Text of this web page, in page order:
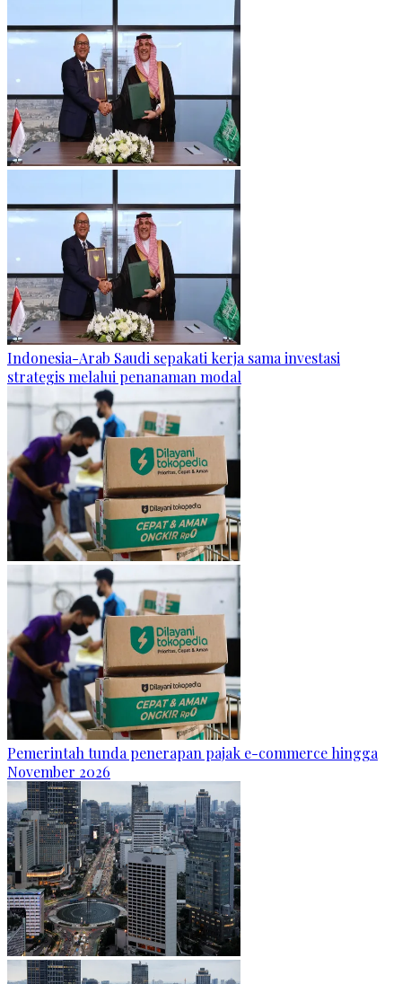
Indonesia-Arab Saudi sepakati kerja sama investasi
strategis melalui penanaman modal
Pemerintah tunda penerapan pajak e-commerce hingga
November 2026